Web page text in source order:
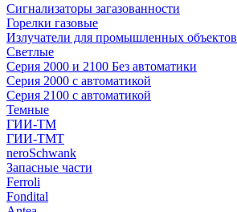
Сигнализаторы загазованности
Горелки газовые
Излучатели для промышленных объектов
Светлые
Серия 2000 и 2100 Без автоматики
Серия 2000 с автоматикой
Серия 2100 с автоматикой
Темные
ГИИ-ТМ
ГИИ-ТМТ
neroSchwank
Запасные части
Ferroli
Fondital